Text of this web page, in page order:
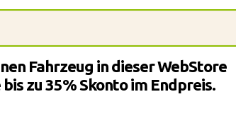
Fahrzeug in dieser WebStore
zu 35% Skonto im Endpreis.